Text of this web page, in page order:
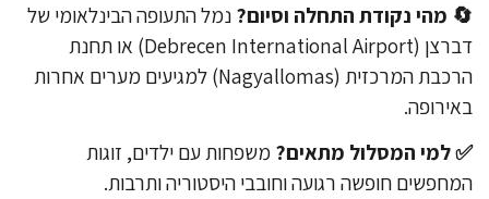
​מהי נקודת התחלה וסיום?נמל התעופה הבינלאומי של
דברצן (Debrecen International Airport) או תחנת
הרכבת המרכזית (Nagyallomas) למגיעים מערים אחרות
למי המסלול מתאים?משפחות עם ילדים, זוגות
חופשה רגועה וחובבי היסטוריה ותרבות.